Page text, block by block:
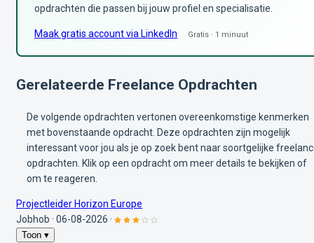
opdrachten die passen bij jouw profiel en specialisatie.
Maak gratis account via LinkedIn Gratis · 1 minuut
Gerelateerde Freelance Opdrachten
De volgende opdrachten vertonen overeenkomstige kenmerken
met bovenstaande opdracht. Deze opdrachten zijn mogelijk
interessant voor jou als je op zoek bent naar soortgelijke
opdrachten. Klik op een opdracht om meer details te bekijken of
om te reageren.
Projectleider Horizon Europe
Jobhob · 06-08-2026 ·
Toon ▾